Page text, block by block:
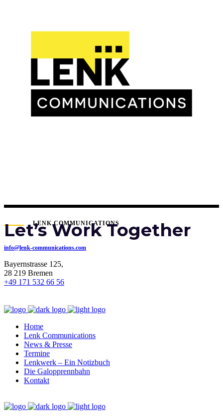
LENK COMMUNICATIONS
Let’s Work Together
info@lenk-communications.com
Bayernstrasse 125,
28 219 Bremen
+49 171 532 66 56
Home
Lenk Communications
News & Presse
Termine
Lenkwerk – Ein Notizbuch
Die Galopprennbahn
Kontakt